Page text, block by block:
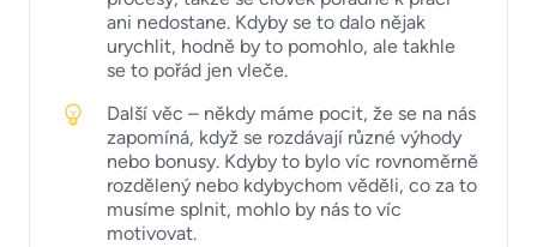
ani nedostane. Kdyby se to dalo nějak
urychlit, hodně by to pomohlo, ale takhle
se to pořád jen vleče.
Další věc – někdy máme pocit, že se na nás
zapomíná, když se rozdávají různé výhody
nebo bonusy. Kdyby to bylo víc rovnoměrně
rozdělený nebo kdybychom věděli, co za to
musíme splnit, mohlo by nás to víc
motivovat.